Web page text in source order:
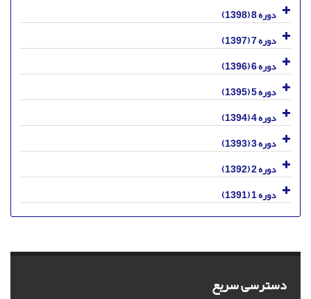
دوره 8 (1398)
دوره 7 (1397)
دوره 6 (1396)
دوره 5 (1395)
دوره 4 (1394)
دوره 3 (1393)
دوره 2 (1392)
دوره 1 (1391)
دسترسی سریع